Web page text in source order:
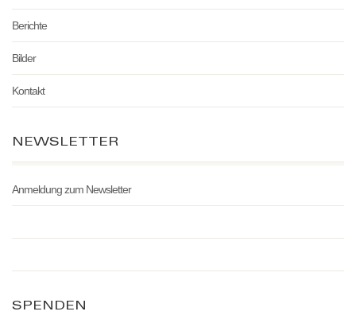
Berichte
Bilder
Kontakt
NEWSLETTER
Anmeldung zum Newsletter
SPENDEN